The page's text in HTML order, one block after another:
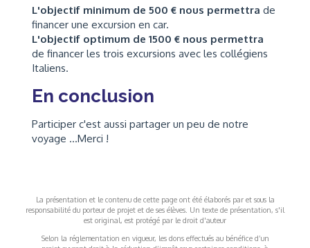
L'objectif minimum de 500 € nous permettra de
financer une excursion en car.
L'objectif optimum de 1500 € nous permettra
de financer les trois excursions avec les collégiens
Italiens.
En conclusion
Participer c'est aussi partager un peu de notre
voyage ...Merci !
La présentation et le contenu de cette page ont été élaborés par et sous la
responsabilité du porteur de projet et de ses élèves. Un texte de présentation, s'il
est original, est protégé par le droit d'auteur
Selon la réglementation en vigueur, les dons effectués au bénéfice d’un